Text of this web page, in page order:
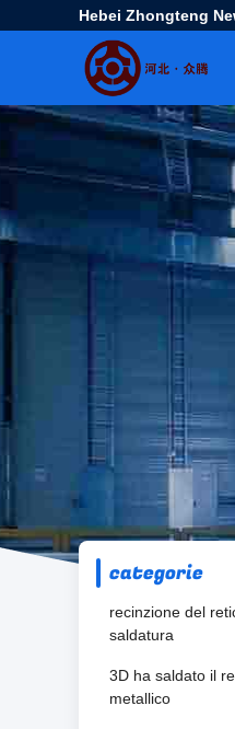
Hebei Zhongteng
categorie
recinzione del
saldatura
3D ha saldato il
metallico